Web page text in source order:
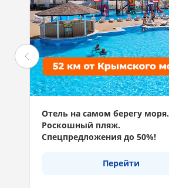
Отель на самом берегу моря.
Роскошный пляж.
Спецпредложения до 50%!
Перейти